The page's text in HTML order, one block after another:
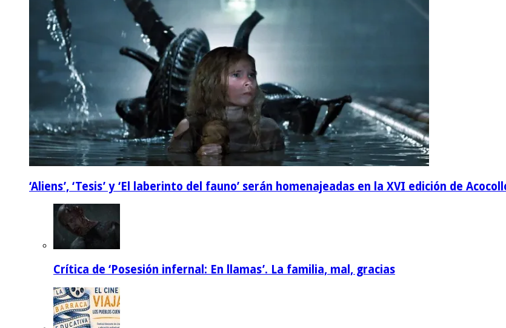
‘Aliens’, ‘Tesis’ y ‘El laberinto del fauno’ serán homenajeadas en la XVI edición de
Crítica de ‘Posesión infernal: En llamas’. La familia, mal, gracias